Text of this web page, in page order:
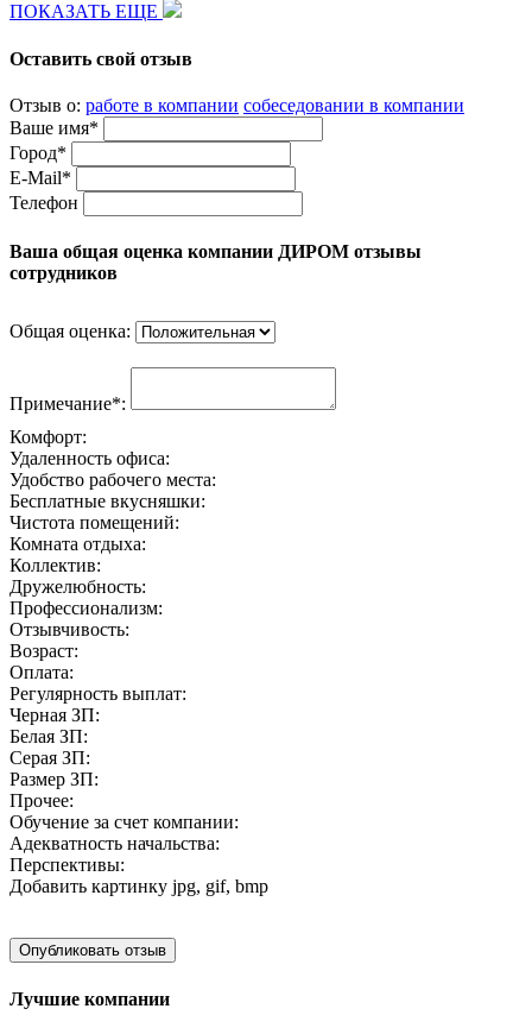
ПОКАЗАТЬ ЕЩЕ
Оставить свой отзыв
Отзыв о: работе в компании собеседовании в компании
Ваше имя*
Город*
E-Mail*
Телефон
Ваша общая оценка компании ДИРОМ отзывы
сотрудников
Общая оценка:
Примечание*:
Комфорт:
Удаленность офиса:
Удобство рабочего места:
Бесплатные вкусняшки:
Чистота помещений:
Комната отдыха:
Коллектив:
Дружелюбность:
Профессионализм:
Отзывчивость:
Возраст:
Оплата:
Регулярность выплат:
Черная ЗП:
Белая ЗП:
Серая ЗП:
Размер ЗП:
Прочее:
Обучение за счет компании:
Адекватность начальства:
Перспективы:
Добавить картинку jpg, gif, bmp
Лучшие компании